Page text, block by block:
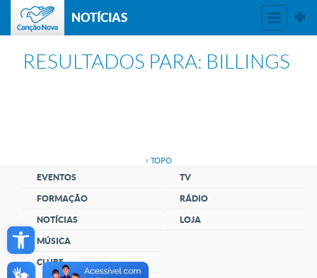
Open toolbar
NOTÍCIAS
RESULTADOS PARA: BILLINGS
↑ TOPO
EVENTOS
FORMAÇÃO
NOTÍCIAS
MÚSICA
CLUBE
TV
RÁDIO
LOJA